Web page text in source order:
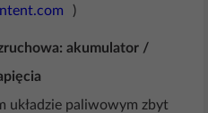
)
akumulator /
układzie paliwowym zbyt